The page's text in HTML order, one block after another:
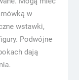
w
wstawki,
Podwójne
dają